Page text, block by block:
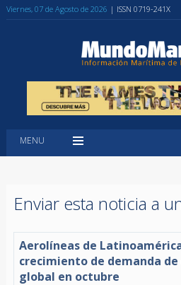
Viernes, 07 de Agosto de 2026 | ISSN 0719-241X
MENU
Enviar esta noticia a
Aerolíneas de
crecimiento de demanda
global en octubre